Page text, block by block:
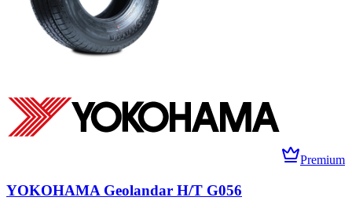
Premium
YOKOHAMA Geolandar H/T G056